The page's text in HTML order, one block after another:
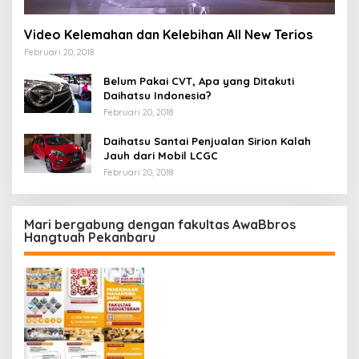
Video Kelemahan dan Kelebihan All New Terios
Februari 20, 2018
Belum Pakai CVT, Apa yang Ditakuti
Daihatsu Indonesia?
Februari 20, 2018
Daihatsu Santai Penjualan Sirion Kalah
Jauh dari Mobil LCGC
Februari 20, 2018
Mari bergabung dengan fakultas AwaBbros
Hangtuah Pekanbaru